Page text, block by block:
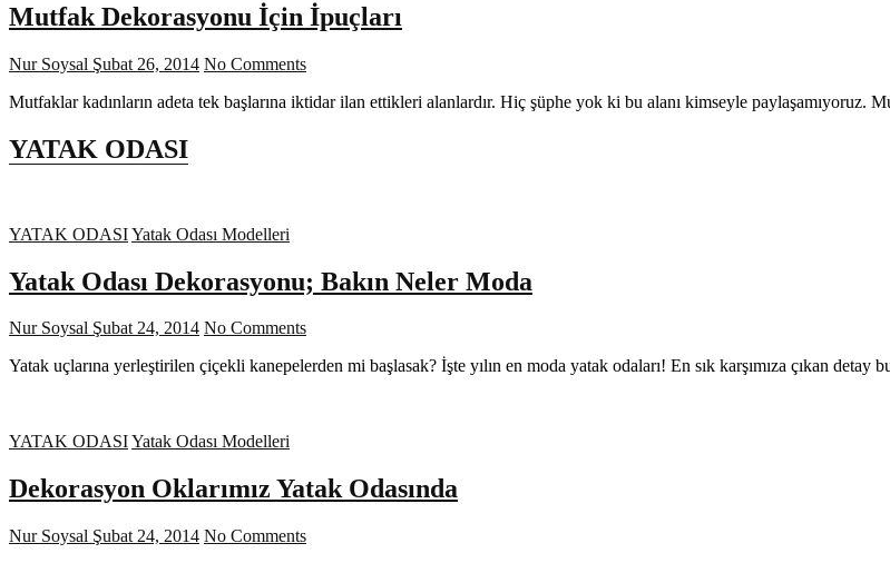
Mutfak Dekorasyonu İçin İpuçları
Nur Soysal Şubat 26, 2014 No Comments
Mutfaklar kadınların adeta tek başlarına iktidar ilan ettikleri alanlardır. Hiç şüphe yok ki bu alanı kimseyle paylaşamıyoruz.
YATAK ODASI
YATAK ODASIYatak Odası Modelleri
Yatak Odası Dekorasyonu; Bakın Neler Moda
Nur Soysal Şubat 24, 2014 No Comments
Yatak uçlarına yerleştirilen çiçekli kanepelerden mi başlasak? İşte yılın en moda yatak odaları! En sık karşımıza çıkan
YATAK ODASIYatak Odası Modelleri
Dekorasyon Oklarımız Yatak Odasında
Nur Soysal Şubat 24, 2014 No Comments